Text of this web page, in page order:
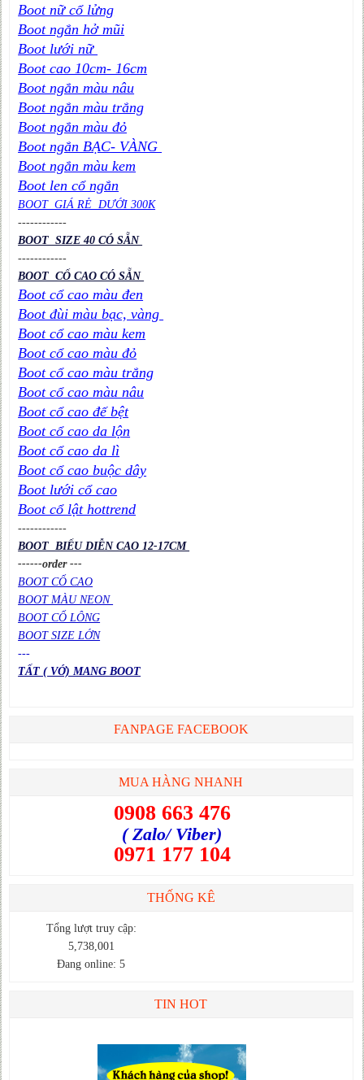
Boot nữ cổ lửng
Boot ngắn hở mũi
Boot lưới nữ
Boot cao 10cm- 16cm
Boot ngắn màu nâu
Boot ngắn màu trắng
Boot ngắn màu đỏ
Boot ngắn BẠC- VÀNG
Boot ngắn màu kem
Boot len cổ ngắn
BOOT GIÁ RẺ DƯỚI 300K
------------
BOOT SIZE 40 CÓ SẴN
------------
BOOT CỔ CAO CÓ SẴN
Boot cổ cao màu đen
Boot đùi màu bạc, vàng
Boot cổ cao màu kem
Boot cổ cao màu đỏ
Boot cổ cao màu trắng
Boot cổ cao màu nâu
Boot cổ cao đế bệt
Boot cổ cao da lộn
Boot cổ cao da lì
Boot cổ cao buộc dây
Boot lưới cổ cao
Boot cổ lật hottrend
------------
BOOT BIỂU DIỄN CAO 12-17CM
------order ---
BOOT CỔ CAO
BOOT MÀU NEON
BOOT CỔ LÔNG
BOOT SIZE LỚN
---
TẤT ( VỚ) MANG BOOT
FANPAGE FACEBOOK
MUA HÀNG NHANH
0908 663 476
( Zalo/ Viber)
0971 177 104
THỐNG KÊ
Tổng lượt truy cập:
5,738,001
Đang online: 5
TIN HOT